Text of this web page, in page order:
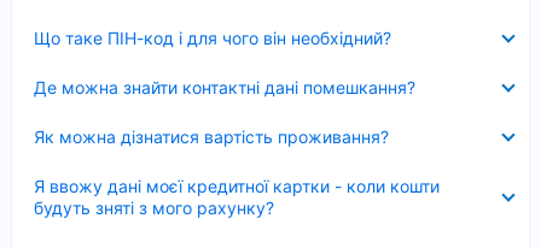
Що таке ПІН-код і для чого він необхідний?
Де можна знайти контактні дані помешкання?
Як можна дізнатися вартість проживання?
Я ввожу дані моєї кредитної картки - коли кошти
будуть зняті з мого рахунку?